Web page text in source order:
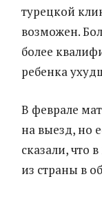
турецкой
возможен.
более
ребенка
В феврале
на выезд, но
сказали, что
из страны в